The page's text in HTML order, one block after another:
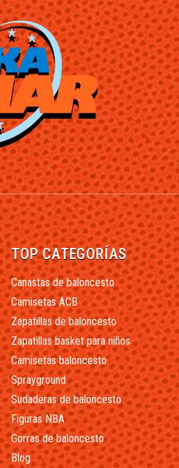
TOP CATEGORÍAS
Canastas de baloncesto
Camisetas ACB
Zapatillas de baloncesto
Zapatillas basket para niños
Camisetas baloncesto
Sprayground
Sudaderas de baloncesto
Figuras NBA
Gorras de baloncesto
Blog